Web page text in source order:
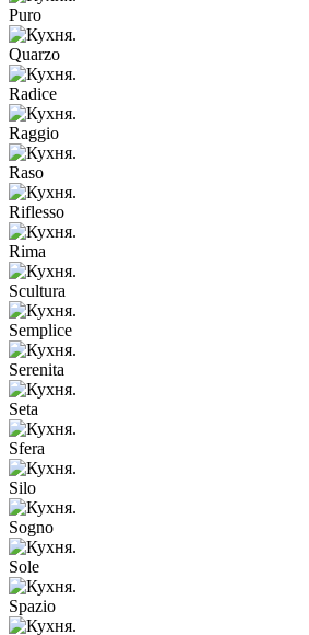
Puro
Quarzo
Radice
Raggio
Raso
Riflesso
Rima
Scultura
Semplice
Serenita
Seta
Sfera
Silo
Sogno
Sole
Spazio